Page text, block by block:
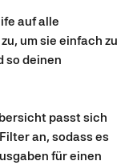
auf alle
um sie einfach zu
so deinen
passt sich
an, sodass es
für einen